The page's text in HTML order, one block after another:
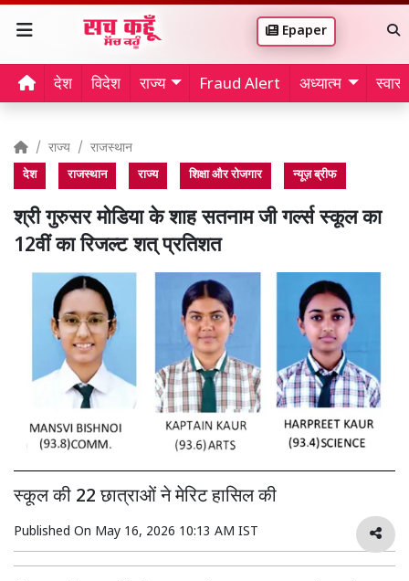
Epaper
देश विदेश राज्य Fraud Alert अध्यात्म
राज्य राजस्थान
देश राजस्थान राज्य शिक्षा और रोजगार न्यूज़ ब्रीफ
श्री गुरुसर मोडिया के शाह सतनाम जी गर्ल्स स्कूल का
12वीं का रिजल्ट शत् प्रतिशत
स्कूल की 22 छात्राओं ने मेरिट हासिल की
Published On May 16, 2026 10:13 AM IST